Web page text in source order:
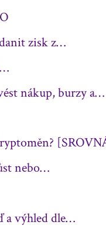
zisk z…
nákup, burzy a…
nebo…
a výhled dle…